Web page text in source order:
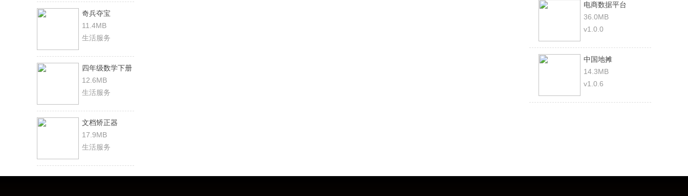
奇兵夺宝
11.4MB
生活服务
四年级数学下册
12.6MB
生活服务
文档矫正器
17.9MB
生活服务
电商数据平台
36.0MB
v1.0.0
中国地摊
14.3MB
v1.0.6